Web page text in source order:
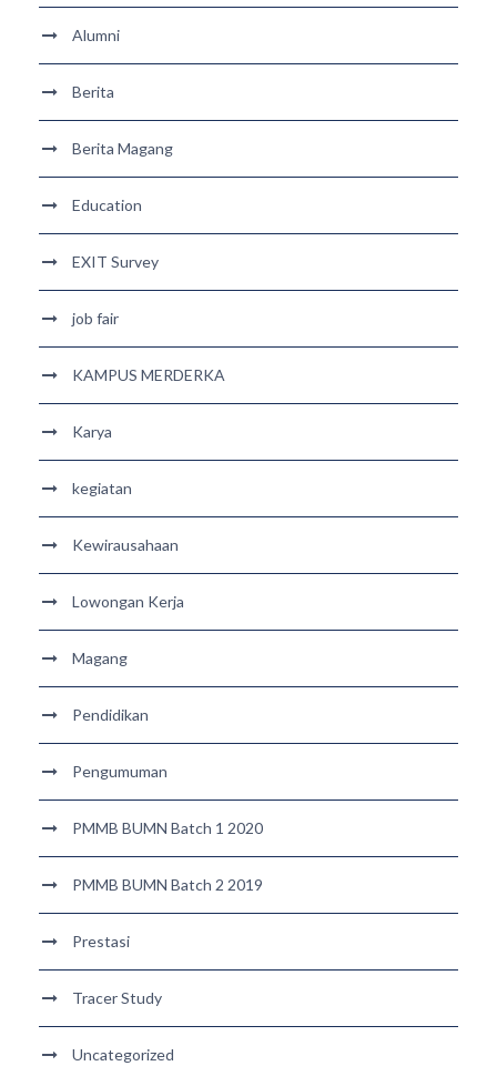
Alumni
Berita
Berita Magang
Education
EXIT Survey
job fair
KAMPUS MERDERKA
Karya
kegiatan
Kewirausahaan
Lowongan Kerja
Magang
Pendidikan
Pengumuman
PMMB BUMN Batch 1 2020
PMMB BUMN Batch 2 2019
Prestasi
Tracer Study
Uncategorized